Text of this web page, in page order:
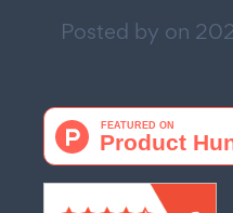
Posted by on